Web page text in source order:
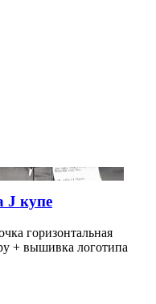
J купе
горизонтальная
+ вышивка логотипа